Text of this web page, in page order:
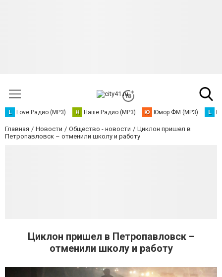
L Love Радио (MP3) Н Наше Радио (MP3) Ю Юмор ФМ (MP3) L
Главная Новости Общество - новости
Циклон пришел в
Петропавловск – отменили школу и работу
Циклон пришел в Петропавловск –
отменили школу и работу